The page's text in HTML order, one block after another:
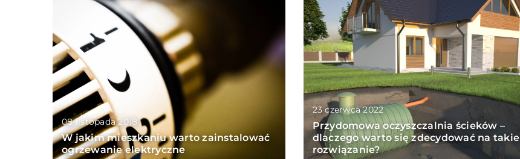
08 listopada 2018
W jakim mieszkaniu warto zainstalować
ogrzewanie elektryczne
23 czerwca 2022
Przydomowa oczyszczalnia ścieków –
dlaczego warto się zdecydować na takie
rozwiązanie?